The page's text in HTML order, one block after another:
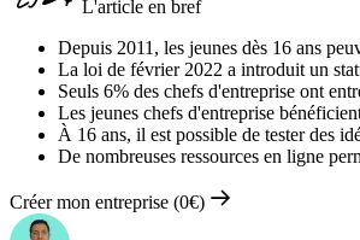
L'article en bref
Depuis 2011, les jeunes dès 16 ans
La loi de février 2022 a introduit un
Seuls 6% des chefs d'entreprise ont
Les jeunes chefs d'entreprise
À 16 ans, il est possible de tester des
De nombreuses ressources en ligne
Créer mon entreprise (0€)